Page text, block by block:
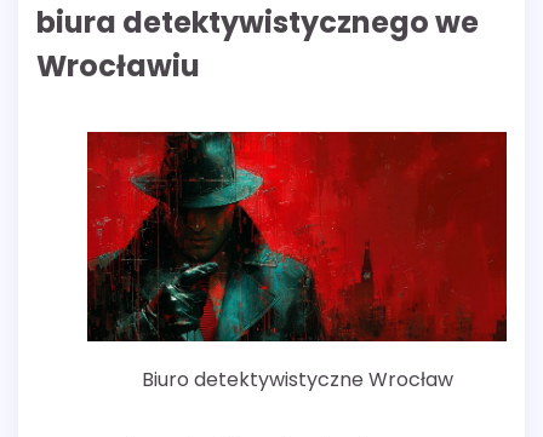
biura detektywistycznego we
Wrocławiu
Biuro detektywistyczne Wrocław